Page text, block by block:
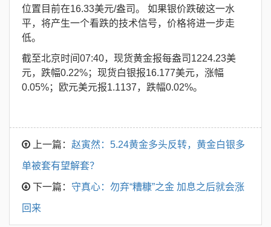
位置目前在16.33美元/盎司。 如果银价跌破这一水
平，将产生一个看跌的技术信号，价格将进一步走
低。
截至北京时间07:40，现货黄金报每盎司1224.23美
元，跌幅0.22%；现货白银报16.177美元，涨幅
0.05%；欧元美元报1.1137，跌幅0.02%。
上一篇： 赵寅然：5.24黄金多头反转，黄金白银多
单被套有望解套？
下一篇： 守真心：勿弃“糟糠”之金 加息之后就会涨
回来